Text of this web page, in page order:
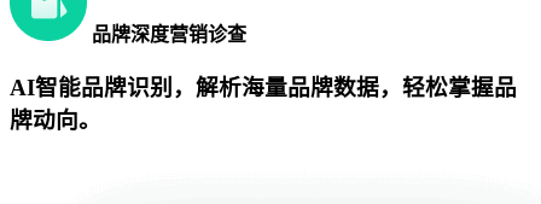
品牌深度营销诊查
AI智能品牌识别，解析海量品牌数据，轻松掌握品
牌动向。